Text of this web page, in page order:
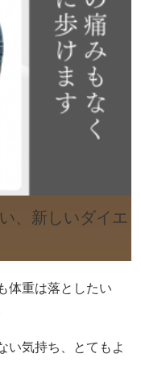
、新しいダイエ
体重は落としたい
い気持ち、とてもよ